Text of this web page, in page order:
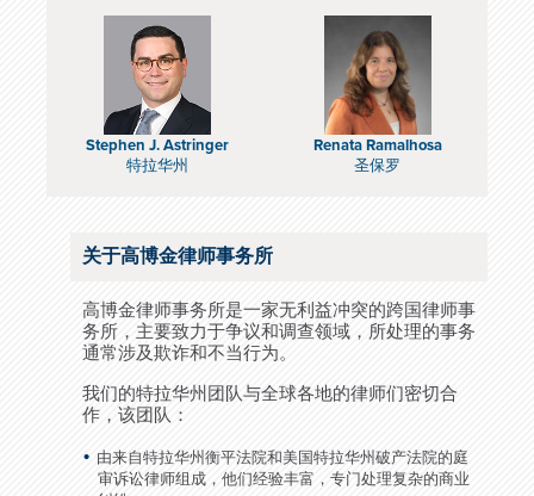
Stephen J. Astringer
特拉华州
Renata Ramalhosa
圣保罗
关于高博金律师事务所
高博金律师事务所是一家无利益冲突的跨国律师事
务所，主要致力于争议和调查领域，所处理的事务
通常涉及欺诈和不当行为。
我们的特拉华州团队与全球各地的律师们密切合
作，该团队：
由来自特拉华州衡平法院和美国特拉华州破产法院的庭
审诉讼律师组成，他们经验丰富，专门处理复杂的商业